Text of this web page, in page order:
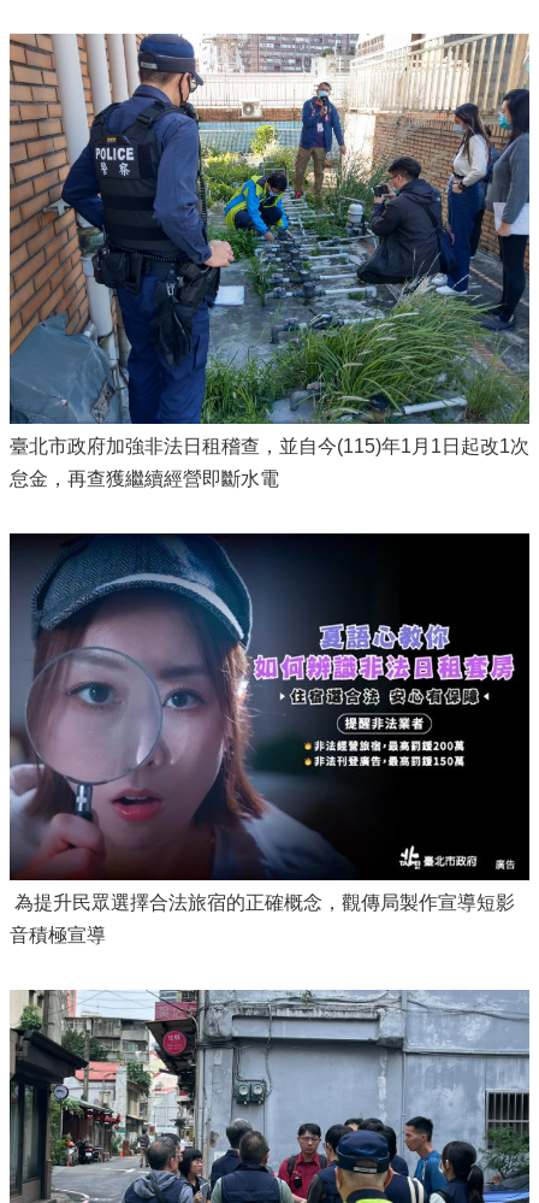
臺北市政府加強非法日租稽查，並自今(115)年1月1日起改1次
怠金，再查獲繼續經營即斷水電
為提升民眾選擇合法旅宿的正確概念，觀傳局製作宣導短影
音積極宣導